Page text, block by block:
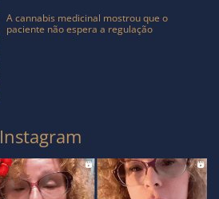
A cannabis medicinal mostrou que o
paciente não espera a regulação
Instagram